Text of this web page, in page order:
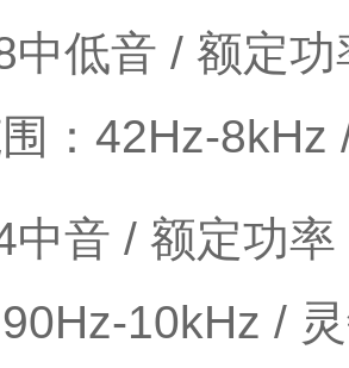
中低音 / 额定
：42Hz-8kHz
中音 / 额定功
10kHz /